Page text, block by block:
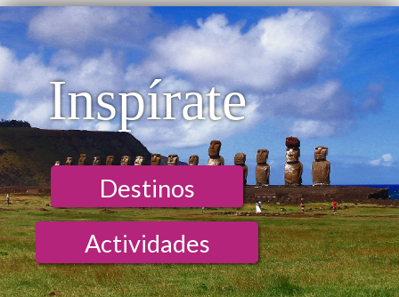
Inspírate
Destinos
Actividades